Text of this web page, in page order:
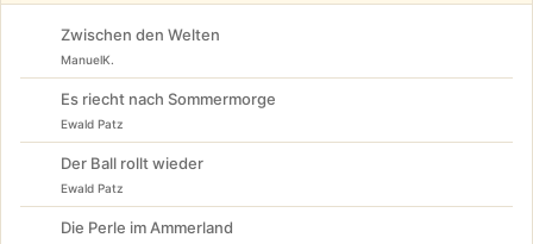
Zwischen den Welten
ManuelK.
Es riecht nach Sommermorge
Ewald Patz
Der Ball rollt wieder
Ewald Patz
Die Perle im Ammerland